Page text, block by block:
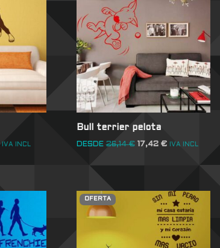
IVA INCL
Bull terrier pelota
DESDE 26,14€ 17,42 € IVA INCL
OFERTA